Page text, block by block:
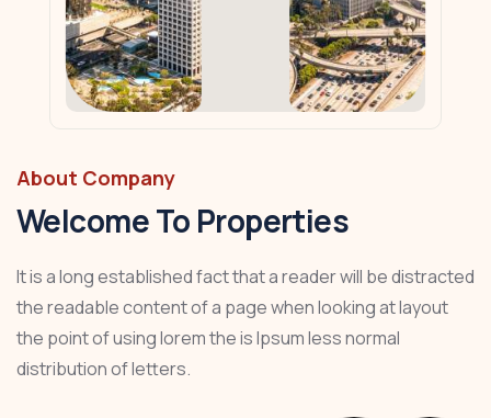
About Company
Welcome To Properties
It is a long established fact that a reader will be distracted
the readable content of a page when looking at layout
the point of using lorem the is Ipsum less normal
distribution of letters.